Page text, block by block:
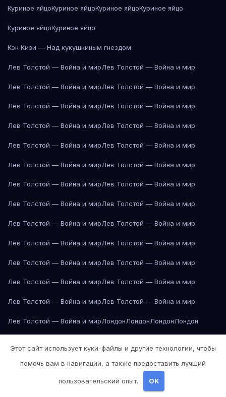
Куриное яйцоКуриное яйцоКуриное яйцоКуриное яйцо
Куриное яйцоКуриное яйцо
Кэн Кизи — Над кукушкиным гнездом
Лев Толстой — Война и мирЛев Толстой — Война и мир
Лев Толстой — Война и мирЛев Толстой — Война и мир
Лев Толстой — Война и мирЛев Толстой — Война и мир
Лев Толстой — Война и мирЛев Толстой — Война и мир
Лев Толстой — Война и мирЛев Толстой — Война и мир
Лев Толстой — Война и мирЛев Толстой — Война и мир
Лев Толстой — Война и мирЛев Толстой — Война и мир
Лев Толстой — Война и мирЛев Толстой — Война и мир
Лев Толстой — Война и мирЛев Толстой — Война и мир
Лев Толстой — Война и мирЛев Толстой — Война и мир
Лев Толстой — Война и мирЛев Толстой — Война и мир
Лев Толстой — Война и мирЛев Толстой — Война и мир
Лев Толстой — Война и мирЛев Толстой — Война и мир
Лев Толстой — Война и мирЛондонЛондонЛондонЛондон
Лос-Анджелес
Лос-АнджелесЛос-АнджелесЛос-Анджелес
Этот сайт использует куки-файлы и другие технологии, чтобы
помочь вам в навигации, а также предоставить лучший
пользовательский опыт. OK